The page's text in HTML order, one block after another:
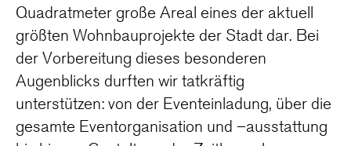
Quadratmeter große Areal eines der aktuell
größten Wohnbauprojekte der Stadt dar. Bei
der Vorbereitung dieses besonderen
Augenblicks durften wir tatkräftig
unterstützen: von der Eventeinladung, über die
gesamte Eventorganisation und –ausstattung